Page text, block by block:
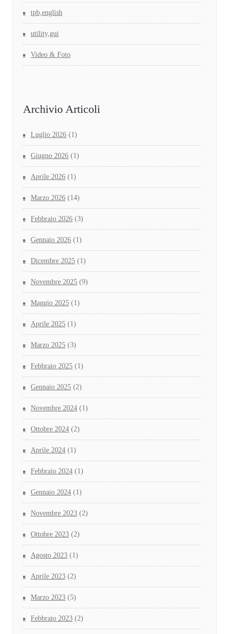
tpb,english
utility,gui
Video & Foto
Archivio Articoli
Luglio 2026 (1)
Giugno 2026 (1)
Aprile 2026 (1)
Marzo 2026 (14)
Febbraio 2026 (3)
Gennaio 2026 (1)
Dicembre 2025 (1)
Novembre 2025 (9)
Maggio 2025 (1)
Aprile 2025 (1)
Marzo 2025 (3)
Febbraio 2025 (1)
Gennaio 2025 (2)
Novembre 2024 (1)
Ottobre 2024 (2)
Aprile 2024 (1)
Febbraio 2024 (1)
Gennaio 2024 (1)
Novembre 2023 (2)
Ottobre 2023 (2)
Agosto 2023 (1)
Aprile 2023 (2)
Marzo 2023 (5)
Febbraio 2023 (2)